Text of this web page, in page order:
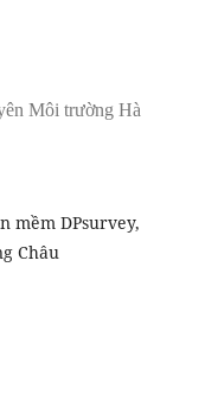
Môi trường Hà
mềm DPsurvey,
Châu